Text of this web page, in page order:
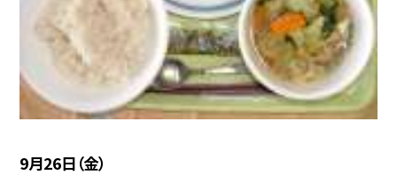
9月26日（金）